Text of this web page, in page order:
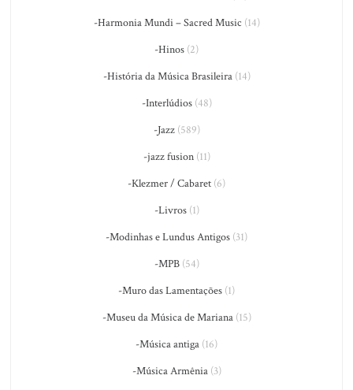
-Harmonia Mundi – Sacred Music (14)
-Hinos (2)
-História da Música Brasileira(14)
-Interlúdios(48)
-Jazz(589)
-jazz fusion(11)
-Klezmer / Cabaret (6)
-Livros(1)
-Modinhas e Lundus Antigos (31)
-MPB(54)
-Muro das Lamentações (1)
-Museu da Música de Mariana(15)
-Música antiga (16)
-Música Armênia(3)